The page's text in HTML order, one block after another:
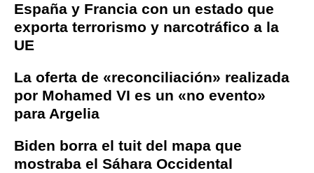
España y Francia con un estado que
exporta terrorismo y narcotráfico a la
UE
La oferta de «reconciliación» realizada
por Mohamed VI es un «no evento»
para Argelia
Biden borra el tuit del mapa que
mostraba el Sáhara Occidental